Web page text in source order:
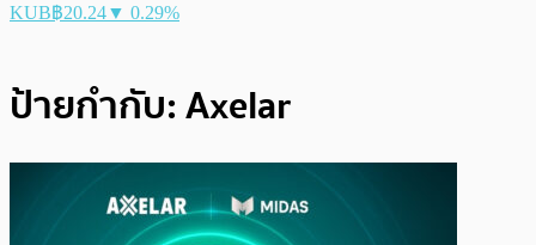
KUB฿20.24▼ 0.29%
ป้ายกำกับ:Axelar